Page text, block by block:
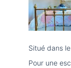
Situé dans
Pour une